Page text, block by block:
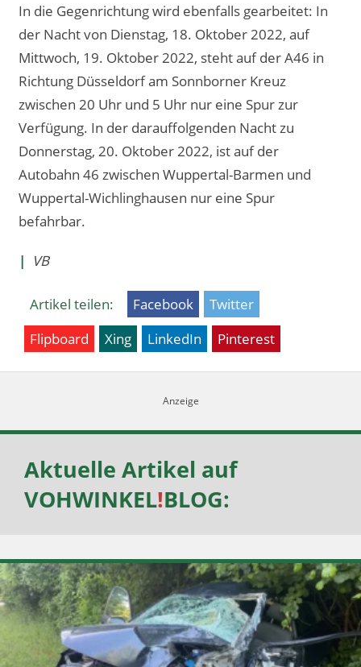
In die Gegenrichtung wird ebenfalls gearbeitet: In
der Nacht von Dienstag, 18. Oktober 2022, auf
Mittwoch, 19. Oktober 2022, steht auf der A46 in
Richtung Düsseldorf am Sonnborner Kreuz
zwischen 20 Uhr und 5 Uhr nur eine Spur zur
Verfügung. In der darauffolgenden Nacht zu
Donnerstag, 20. Oktober 2022, ist auf der
Autobahn 46 zwischen Wuppertal-Barmen und
Wuppertal-Wichlinghausen nur eine Spur
befahrbar.
| VB
Artikel teilen: Facebook
Twitter
Flipboard
Xing LinkedIn Pinterest
Aktuelle Artikel auf
VOHWINKEL!BLOG: